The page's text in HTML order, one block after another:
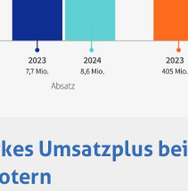
Umsatzplus bei